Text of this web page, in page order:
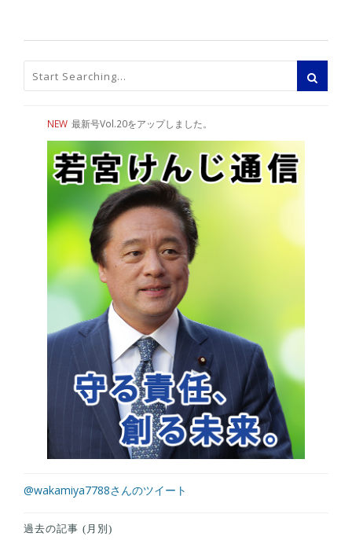
NEW 最新号Vol.20をアップしました。
@wakamiya7788さんのツイート
過去の記事 (月別)